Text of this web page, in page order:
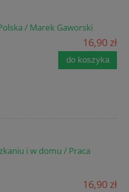
/ Marek Gaworski
16,90 zł
do koszyka
i w domu / Praca
16,90 zł